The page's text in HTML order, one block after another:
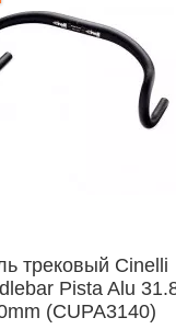
трековый Cinelli
Pista Alu
(CUPA3140)